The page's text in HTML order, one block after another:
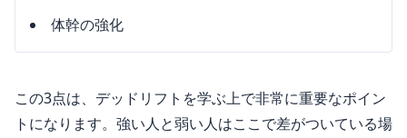
体幹の強化
この3点は、デッドリフトを学ぶ上で非常に重要なポイン
トになります。強い人と弱い人はここで差がついている場